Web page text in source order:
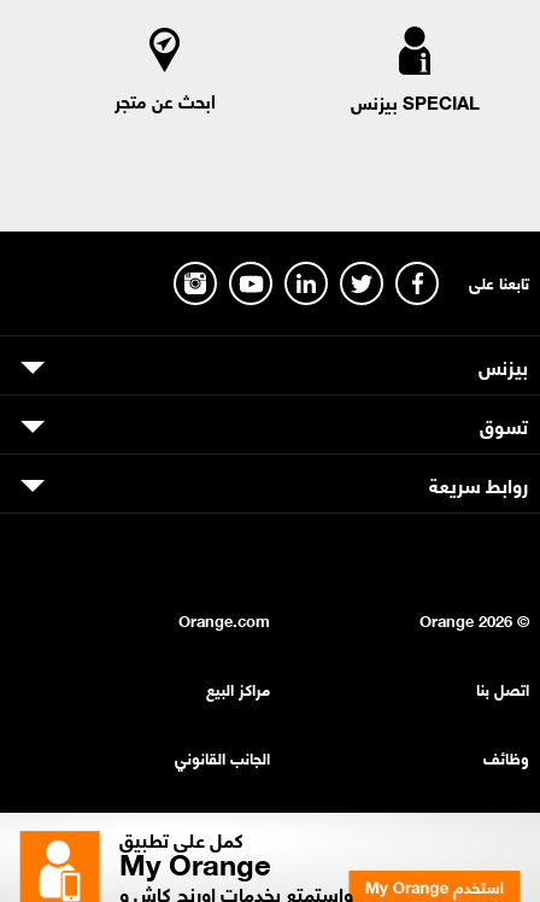
كمل على تطبيق
My Orange
واستمتع بخدمات اورنچ كاش و
SPECIAL بيزنس ابحث عن متجر
تابعنا على
بيزنس
تسوق
روابط سريعة
© Orange
2026
Orange.com
اتصل بنا مراكز البيع
وظائف الجانب القانوني